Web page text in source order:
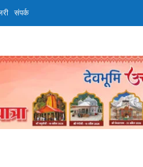
संपर्क